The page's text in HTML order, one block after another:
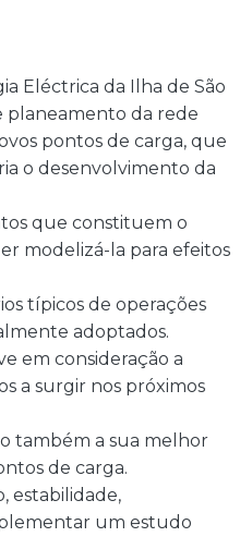
Eléctrica da Ilha de São
planeamento da rede
pontos de carga, que
o desenvolvimento da
que constituem o
modelizá-la para efeitos
típicos de operações
adoptados.
em consideração a
a surgir nos próximos
também a sua melhor
de carga.
estabilidade,
um estudo